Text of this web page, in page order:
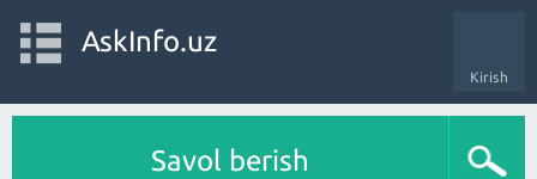
Kirish
AskInfo.uz
Savol berish